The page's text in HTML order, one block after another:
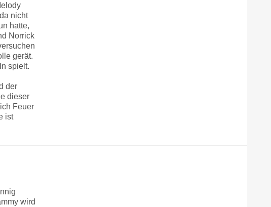
nicht
hatte,
Norrick
gerät.
spielt.
der
dieser
Feuer
ist
wird